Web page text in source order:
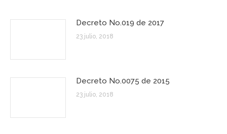
Decreto No.019 de 2017
23 julio, 2018
Decreto No.0075 de 2015
23 julio, 2018